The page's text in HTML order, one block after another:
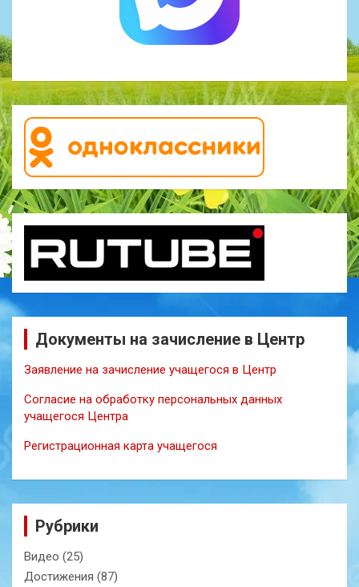
Документы на зачисление в Центр
Заявление на зачисление учащегося в Центр
Согласие на обработку персональных данных
учащегося Центра
Регистрационная карта учащегося
Рубрики
Видео (25)
Достижения (87)